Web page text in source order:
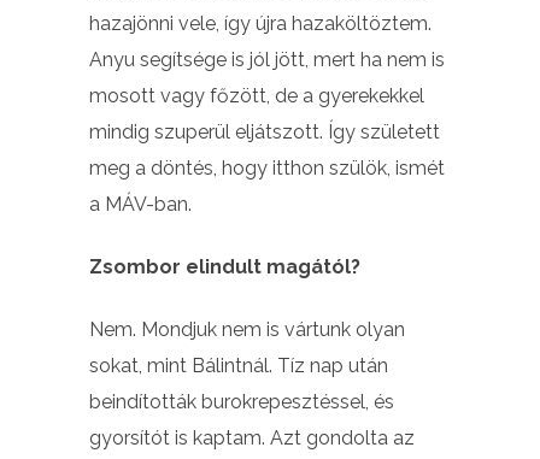
hazajönni vele, így újra hazaköltöztem.
Anyu segítsége is jól jött, mert ha nem is
mosott vagy főzött, de a gyerekekkel
mindig szuperül eljátszott. Így született
meg a döntés, hogy itthon szülök, ismét
a MÁV-ban.
Zsombor elindult magától?
Nem. Mondjuk nem is vártunk olyan
sokat, mint Bálintnál. Tíz nap után
beindították burokrepesztéssel, és
gyorsítót is kaptam. Azt gondolta az